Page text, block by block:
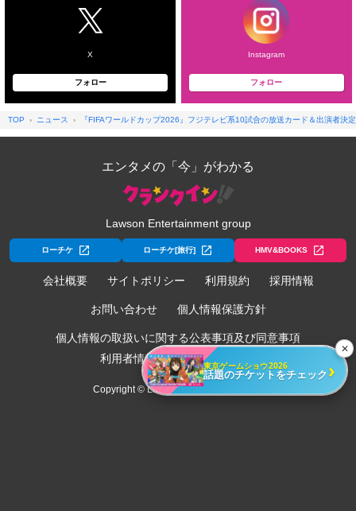
X
フォロー
Instagram
フォロー
TOP ニュース 『FIFAワールドカップ2026』フジテレビ系10試合の放送カード＆出演者決定
エンタメの「今」がわかる
Lawson Entertainment group
ローチケ ローチケ[旅行] HMV&BOOKS
会社概要 サイトポリシー 利用規約 採用情報
お問い合わせ 個人情報保護方針
個人情報の取扱いに関する公表事項及び同意事項
利用者情報の外部送信について
Copyright © Lawson Entertainment, Inc.
✕
東京ゲームショウ2026
話題のチケットをチェック ›